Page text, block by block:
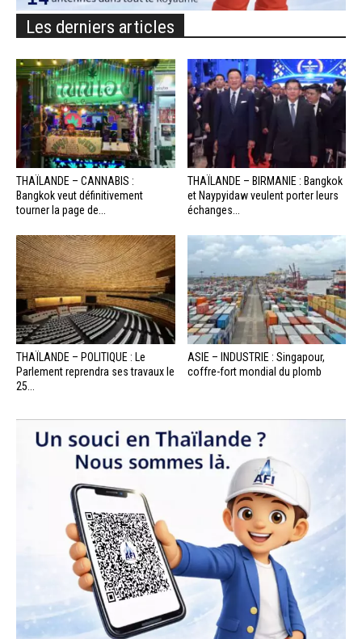
Les derniers articles
THAÏLANDE – CANNABIS :
Bangkok veut définitivement
tourner la page de...
THAÏLANDE – BIRMANIE : Bangkok
et Naypyidaw veulent porter leurs
échanges...
THAÏLANDE – POLITIQUE : Le
Parlement reprendra ses travaux le
25...
ASIE – INDUSTRIE : Singapour,
coffre-fort mondial du plomb